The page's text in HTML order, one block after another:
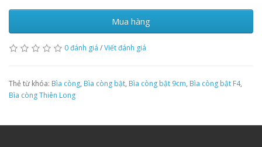
Mua hàng
0 đánh giá /Viết đánh giá
Thẻ từ khóa: Bìa còng, Bìa còng bật, Bìa còng bật 9cm, Bìa còng bật F4,
Bìa còng Thiên Long